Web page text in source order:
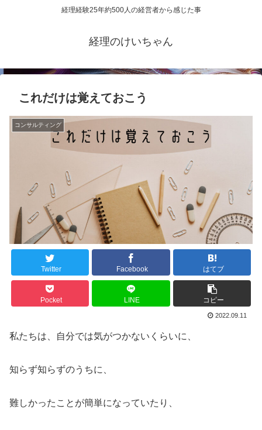
経理経験25年約500人の経営者から感じた事
経理のけいちゃん
これだけは覚えておこう
コンサルティング
Twitter Facebook はてブ
Pocket LINE コピー
2022.09.11
私たちは、自分では気がつかないくらいに、
知らず知らずのうちに、
難しかったことが簡単になっていたり、